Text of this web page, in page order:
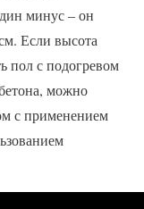
минус – он
Если высота
пол с подогревом
можно
с применением